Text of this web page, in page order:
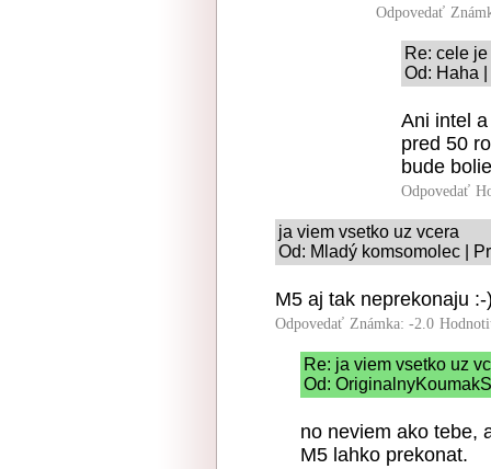
Odpovedať
Re: cele
Od: Haha
Ani intel
pred 50
bude
Odpovedať
ja viem vsetko uz vcera
Od: Mladý komsomolec |
M5 aj tak neprekonaju :-
Odpovedať Známka: -2.0
Re: ja viem vsetko uz
Od:
no neviem ako tebe,
M5 lahko prekonat.